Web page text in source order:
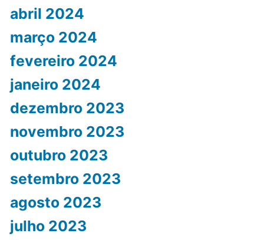
abril 2024
março 2024
fevereiro 2024
janeiro 2024
dezembro 2023
novembro 2023
outubro 2023
setembro 2023
agosto 2023
julho 2023